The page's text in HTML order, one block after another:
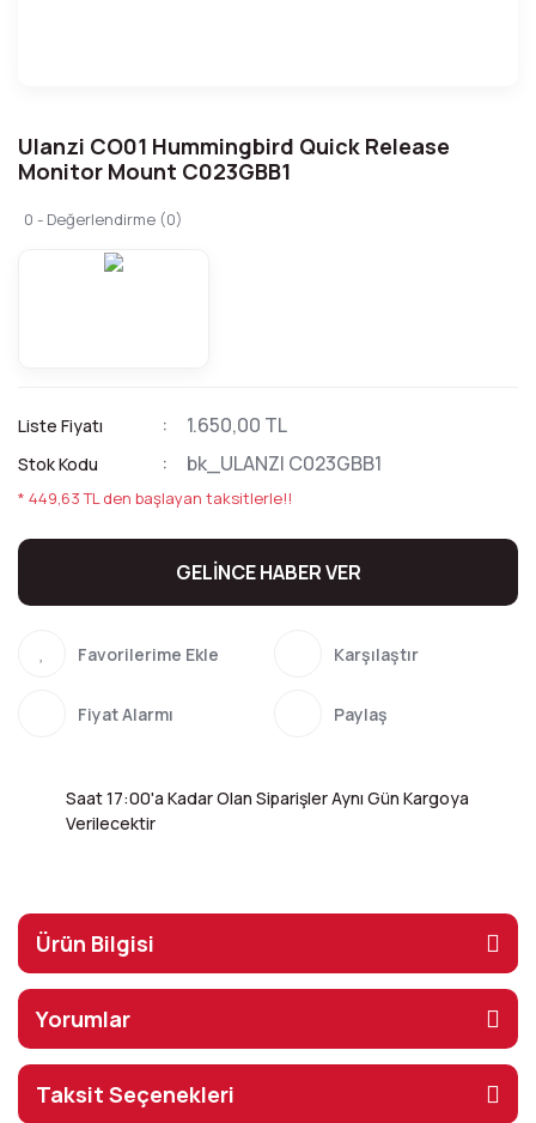
Ulanzi CO01 Hummingbird Quick Release
Monitor Mount C023GBB1
0 - Değerlendirme (0)
Liste Fiyatı 1.650,00 TL
Stok Kodu bk_ULANZI C023GBB1
* 449,63 TL den başlayan taksitlerle!!
GELİNCE HABER VER
Karşılaştır
Fiyat Alarmı Paylaş
Saat 17:00'a Kadar Olan Siparişler Aynı Gün Kargoya
Verilecektir
Ürün Bilgisi
Yorumlar
Taksit Seçenekleri